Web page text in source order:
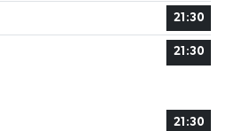
21:30
21:30
21:30